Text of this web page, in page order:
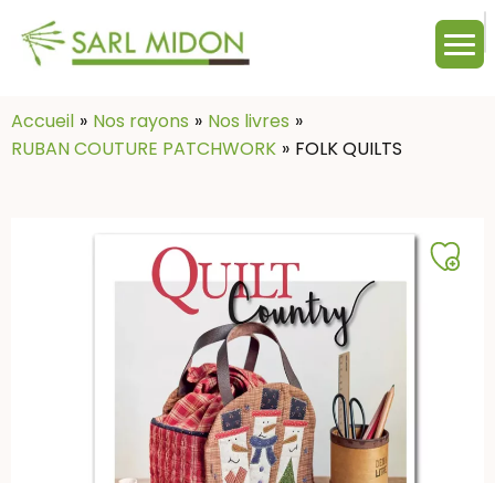
Accueil
Nos rayons
Nos livres
RUBAN COUTURE PATCHWORK
FOLK QUILTS